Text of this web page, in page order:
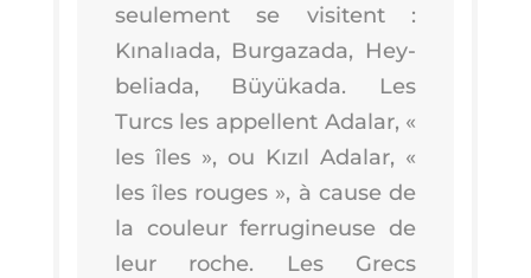
seule­ment se visitent :
Kınalıa­da, Bur­ga­za­da, Hey­
be­lia­da, Büyü­ka­da. Les
Turcs les appellent Ada­lar, «
les îles », ou Kızıl Ada­lar, «
les îles rouges », à cause de
la cou­leur fer­ru­gi­neuse de
leur roche. Les Grecs